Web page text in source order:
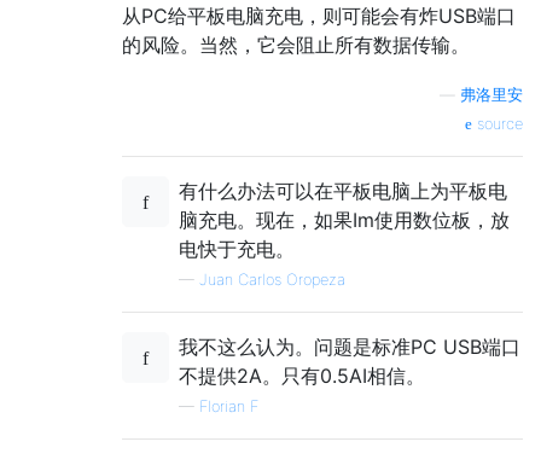
从PC给平板电脑充电，则可能会有炸USB端口
的风险。当然，它会阻止所有数据传输。
弗洛里安
source
有什么办法可以在平板电脑上为平板电
脑充电。现在，如果Im使用数位板，放
电快于充电。
— Juan Carlos Oropeza
我不这么认为。问题是标准PC USB端口
不提供2A。只有0.5AI相信。
— Florian F